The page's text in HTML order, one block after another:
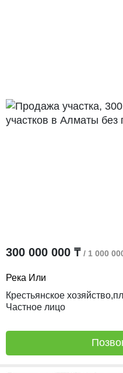
300 000 000 ₸ / 1 000
Река Или
крестьянское хозяйство,
Частное лицо